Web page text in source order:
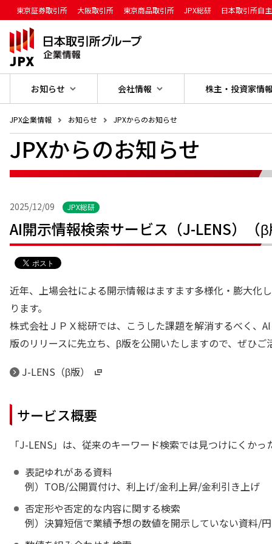
東京証券取引所 大阪取引所 東京商品取引所 JPX総研 日本取引所自
お知らせ 会社情報 株主・投資家情
JPX企業情報 お知らせ JPXからのお知らせ
JPXからのお知らせ
2025/12/09 JPX総研
AI開示情報検索サービス（J-LENS）（
近年、上場会社による開示情報はますます多様化・膨大化
ります。
株式会社ＪＰＸ総研では、こうした課題を解消するべく、
版のリリースに先立ち、β版を公開いたしますので、ぜひご
J-LENS（β版）
サービス概要
「J-LENS」は、従来のキーワード検索では見つけにくか
表記ゆれがある資料
例）TOB/公開買付け、利上げ/金利上昇/金利引き上げ
否定形や否定的な内容に関する検索
例）決算短信で業績予想の数値を開示していない資料/